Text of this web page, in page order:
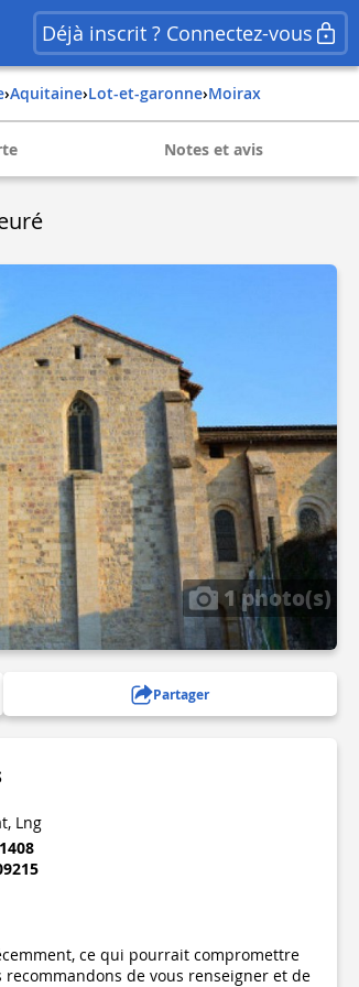
Déjà inscrit ? Connectez-vous
› aquitaine› lot-et-garonne› moirax
Notes et avis
1 photo(s)
Partager
Lng
ce qui pourrait compromettre
de vous renseigner et de